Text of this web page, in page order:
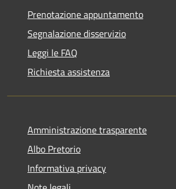
Prenotazione appuntamento
Segnalazione disservizio
Leggi le FAQ
Richiesta assistenza
Amministrazione trasparente
Albo Pretorio
Informativa privacy